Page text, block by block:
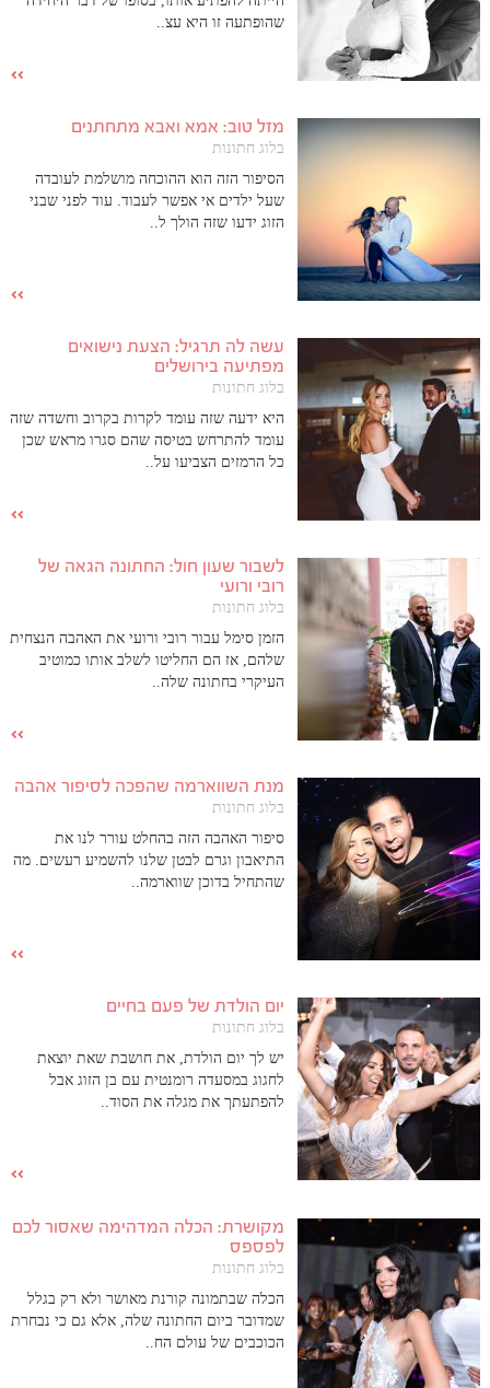
שהופתעה זו היא עצ..
מזל טוב: אמא ואבא מתחתנים
בלוג חתונות
הסיפור הזה הוא ההוכחה מושלמת לעובדה
שעל ילדים אי אפשר לעבוד. עוד לפני שבני
הזוג ידעו שזה הולך ל..
עשה לה תרגיל: הצעת נישואים
מפתיעה בירושלים
בלוג חתונות
היא ידעה שזה עומד לקרות בקרוב וחשדה שזה
עומד להתרחש בטיסה שהם סגרו מראש שכן
כל הרמזים הצביעו על..
לשבור שעון חול: החתונה הגאה של
רובי ורועי
בלוג חתונות
הזמן סימל עבור רובי ורועי את האהבה הנצחית
שלהם, אז הם החליטו לשלב אותו כמוטיב
העיקרי בחתונה שלה..
מנת השווארמה שהפכה לסיפור אהבה
בלוג חתונות
סיפור האהבה הזה בהחלט עורר לנו את
התיאבון וגרם לבטן שלנו להשמיע רעשים. מה
שהתחיל בדוכן שווארמה..
יום הולדת של פעם בחיים
בלוג חתונות
יש לך יום הולדת, את חושבת שאת יוצאת
לחגוג במסעדה רומנטית עם בן הזוג אבל
להפתעתך את מגלה את הסוד..
מקושרת: הכלה המדהימה שאסור לכם
לפספס
בלוג חתונות
הכלה שבתמונה קורנת מאושר ולא רק בגלל
שמדובר ביום החתונה שלה, אלא גם כי נבחרת
הכוכבים של עולם הח..